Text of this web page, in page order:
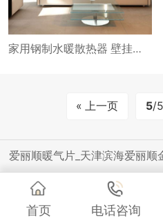
家用钢制水暖散热器 壁挂式 大水道 采暖 暖气片
« 上一页 5/5
爱丽顺暖气片_天津滨海爱丽
首页 电话咨询